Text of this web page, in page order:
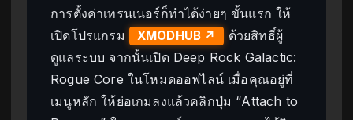
การตั้งค่าเทรนเนอร์ก็ทำได้ง่ายๆ ขั้นแรก ให้
เปิดโปรแกรม
XMODHUB ↗
ด้วยสิทธิ์ผู้
ดูแลระบบ จากนั้นเปิด Deep Rock Galactic:
Rogue Core ในโหมดออฟไลน์ เมื่อคุณอยู่ที่
เมนูหลัก ให้ย่อเกมลงแล้วคลิกปุ่ม “Attach to